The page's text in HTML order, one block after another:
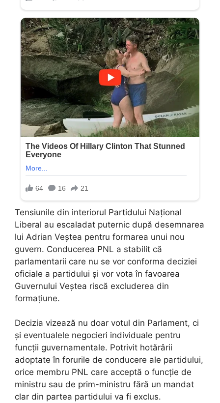
Tensiunile din interiorul Partidului Național
Liberal au escaladat puternic după desemnarea
lui Adrian Veștea pentru formarea unui nou
guvern. Conducerea PNL a stabilit că
parlamentarii care nu se vor conforma deciziei
oficiale a partidului și vor vota în favoarea
Guvernului Veștea riscă excluderea din
formațiune.
Decizia vizează nu doar votul din Parlament, ci
și eventualele negocieri individuale pentru
funcții guvernamentale. Potrivit hotărârii
adoptate în forurile de conducere ale partidului,
orice membru PNL care acceptă o funcție de
ministru sau de prim-ministru fără un mandat
clar din partea partidului va fi exclus.